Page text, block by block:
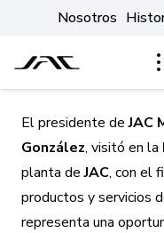
Nosotros
El presidente deJAC
González, visitó en la
planta deJAC, con el
productos y servicios
representa una